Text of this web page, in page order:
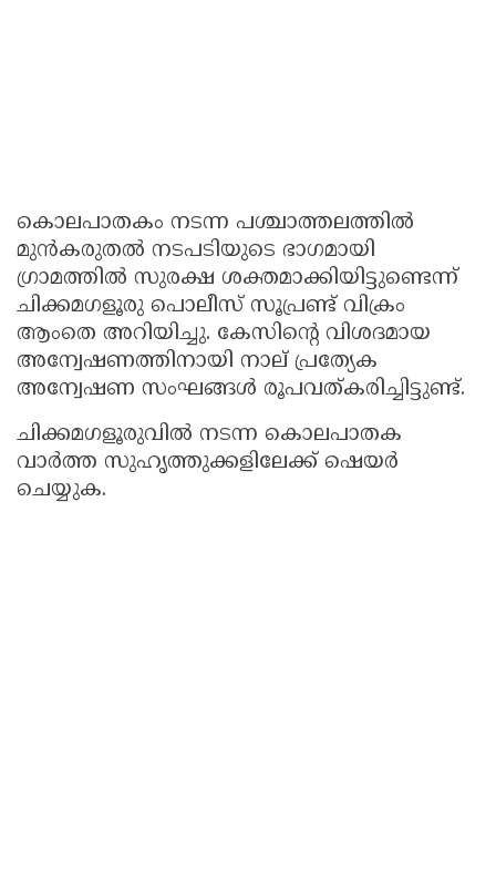
കൊലപാതകം നടന്ന പശ്ചാത്തലത്തിൽ
മുൻകരുതൽ നടപടിയുടെ ഭാഗമായി
ഗ്രാമത്തിൽ സുരക്ഷ ശക്തമാക്കിയിട്ടുണ്ടെന്ന്
ചിക്കമഗളൂരു പൊലീസ് സൂപ്രണ്ട് വിക്രം
ആംതെ അറിയിച്ചു. കേസിൻ്റെ വിശദമായ
അന്വേഷണത്തിനായി നാല് പ്രത്യേക
അന്വേഷണ സംഘങ്ങൾ രൂപവത്കരിച്ചിട്ടുണ്ട്.
ചിക്കമഗളൂരുവിൽ നടന്ന കൊലപാതക
വാർത്ത സുഹൃത്തുക്കളിലേക്ക് ഷെയർ
ചെയ്യുക.